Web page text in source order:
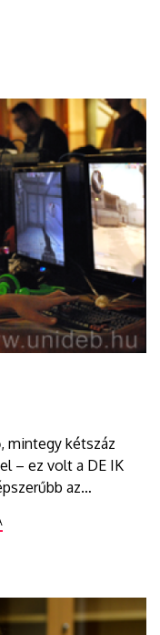
mintegy kétszáz
– ez volt a DE IK
az